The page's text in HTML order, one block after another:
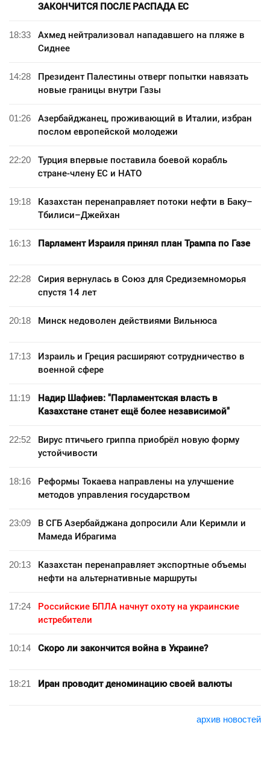
ЗАКОНЧИТСЯ ПОСЛЕ РАСПАДА ЕС
18:33
Ахмед нейтрализовал нападавшего на пляже в
Сиднее
14:28
Президент Палестины отверг попытки навязать
новые границы внутри Газы
01:26
Азербайджанец, проживающий в Италии, избран
послом европейской молодежи
22:20
Турция впервые поставила боевой корабль
стране-члену ЕС и НАТО
19:18
Казахстан перенаправляет потоки нефти в Баку–
Тбилиси–Джейхан
16:13 Парламент Израиля принял план Трампа по Газе
22:28
Сирия вернулась в Союз для Средиземноморья
спустя 14 лет
20:18 Минск недоволен действиями Вильнюса
17:13
Израиль и Греция расширяют сотрудничество в
военной сфере
11:19
Надир Шафиев: "Парламентская власть в
Казахстане станет ещё более независимой"
22:52
Вирус птичьего гриппа приобрёл новую форму
устойчивости
18:16
Реформы Токаева направлены на улучшение
методов управления государством
23:09
В СГБ Азербайджана допросили Али Керимли и
Мамеда Ибрагима
20:13
Казахстан перенаправляет экспортные объемы
нефти на альтернативные маршруты
17:24
Российские БПЛА начнут охоту на украинские
истребители
10:14 Скоро ли закончится война в Украине?
18:21 Иран проводит деноминацию своей валюты
архив новостей